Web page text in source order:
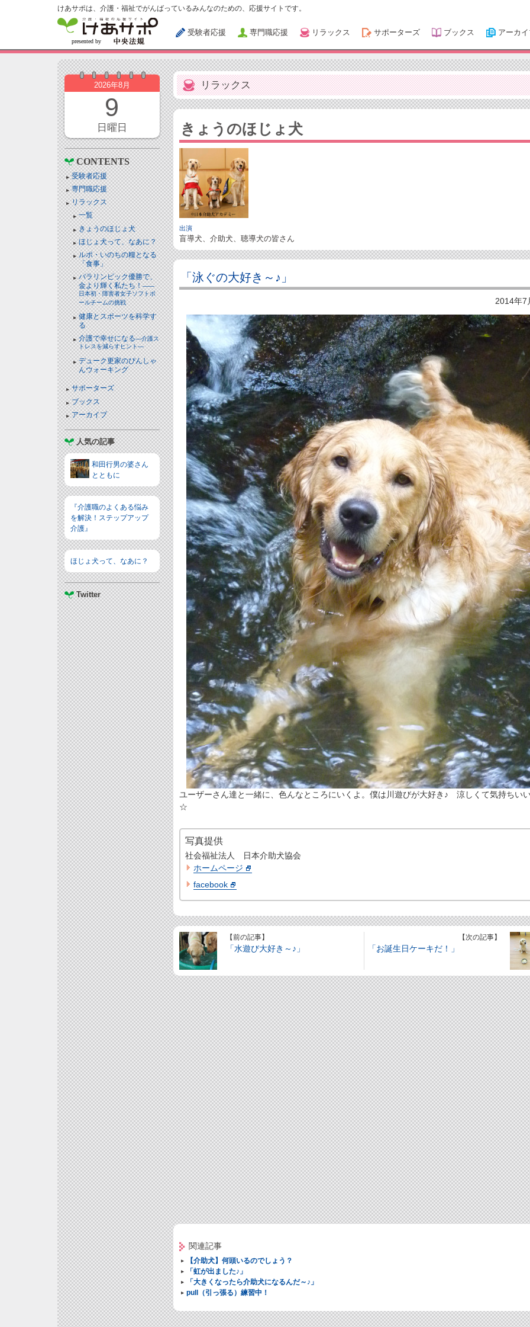
けあサポは、介護・福祉でがんばっているみんなのための、応援サイトです。
受験者応援 専門職応援 リラックス サポーターズ ブックス アーカ
2026年8月
9
日曜日
CONTENTS
受験者応援
専門職応援
リラックス
一覧
きょうのほじょ犬
ほじょ犬って、なあに？
ルポ・いのちの糧となる
「食事」
パラリンピック優勝で、
金より輝く私たち！――
日本初・障害者女子ソフトボ
ールチームの挑戦
健康とスポーツを科学す
る
介護で幸せになる―介護ス
トレスを減らすヒント―
デューク更家のぴんしゃ
んウォーキング
サポーターズ
ブックス
アーカイブ
人気の記事
和田行男の婆さん
とともに
『介護職のよくある悩み
を解決！ステップアップ
介護』
ほじょ犬って、なあに？
Twitter
リラックス
きょうのほじょ犬
出演
盲導犬、介助犬、聴導犬の皆さん
「泳ぐの大好き～♪」
2014年7
ユーザーさん達と一緒に、色んなところにいくよ。僕は川遊びが大好き♪ 涼しくて気持ちい
☆
写真提供
社会福祉法人 日本介助犬協会
ホームページ
facebook
【前の記事】
「水遊び大好き～♪」
【次の記事】
「お誕生日ケーキだ！」
関連記事
【介助犬】何頭いるのでしょう？
「虹が出ました♪」
「大きくなったら介助犬になるんだ～♪」
pull（引っ張る）練習中！